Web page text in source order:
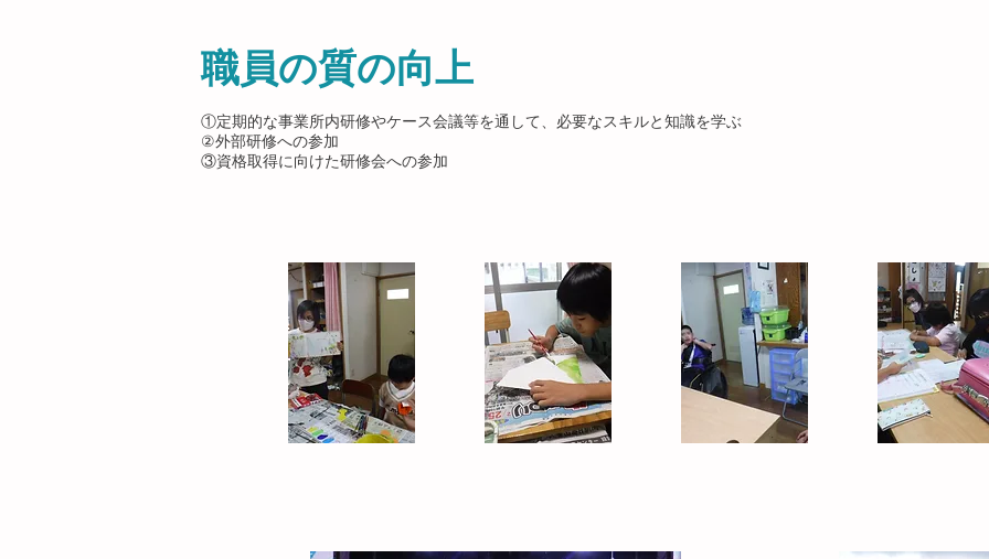
職員の質の向上
①定期的な事業所内研修やケース会議等を通して、必要なスキルと知識を学ぶ
②外部研修への参加
③資格取得に向けた研修会への参加